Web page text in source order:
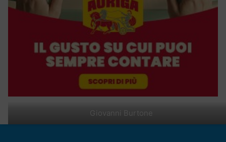
Giovanni Burtone